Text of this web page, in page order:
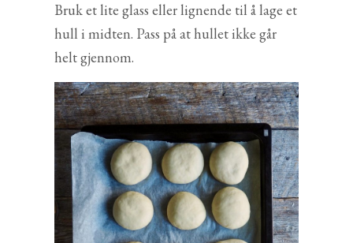
Bruk et lite glass eller lignende til å lage et
hull i midten. Pass på at hullet ikke går
helt gjennom.